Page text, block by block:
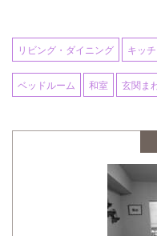
移
動
リビング・ダイニング キッ
ベッドルーム 和室 玄関ま